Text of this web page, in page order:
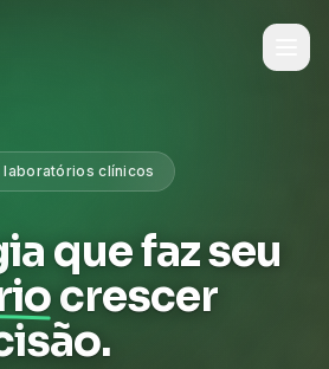
laboratórios clínicos
que faz seu
crescer